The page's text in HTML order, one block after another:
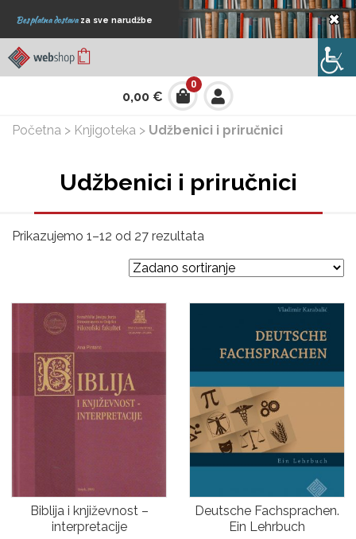
Besplatna dostavaza sve narudžbe ×
0,00 €
0
Početna > Knjigoteka > Udžbenici i priručnici
Udžbenici i priručnici
Prikazujemo 1–12 od 27 rezultata
Biblija i književnost –
interpretacije
Deutsche Fachsprachen.
Ein Lehrbuch